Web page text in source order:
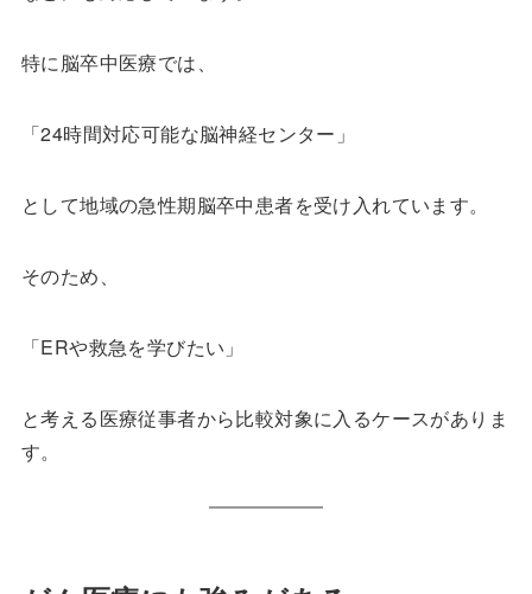
特に脳卒中医療では、
「24時間対応可能な脳神経センター」
として地域の急性期脳卒中患者を受け入れています。
そのため、
「ERや救急を学びたい」
と考える医療従事者から比較対象に入るケースがありま
す。